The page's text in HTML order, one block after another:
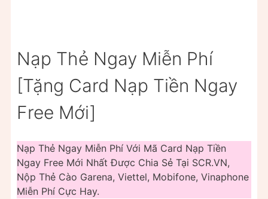
Nạp Thẻ Ngay Miễn Phí
[Tặng Card Nạp Tiền Ngay
Free Mới]
Nạp Thẻ Ngay Miễn Phí Với Mã Card Nạp Tiền
Ngay Free Mới Nhất Được Chia Sẻ Tại SCR.VN,
Nộp Thẻ Cào Garena, Viettel, Mobifone, Vinaphone
Miễn Phí Cực Hay.